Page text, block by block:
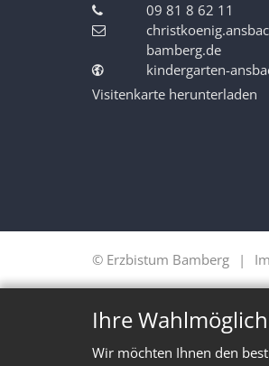
Ihre
Wir möchten Ihnen den
09 81 8 62 11
bamberg.de
kindergarten-
Visitenkarte herunterladen
© Erzbistum Bamberg